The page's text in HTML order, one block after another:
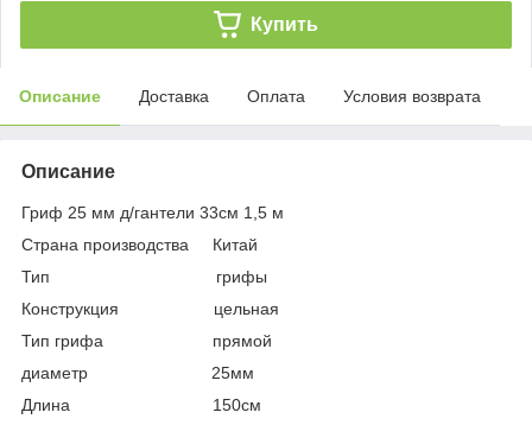
Купить
Описание Доставка Оплата Условия возврата
Описание
Гриф 25 мм д/гантели 33см 1,5 м
Страна производства Китай
Тип грифы
Конструкция цельная
Тип грифа прямой
диаметр 25мм
Длина 150см